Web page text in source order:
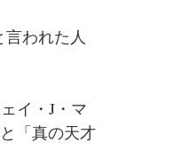
われた人
イ・J・マ
「真の天才